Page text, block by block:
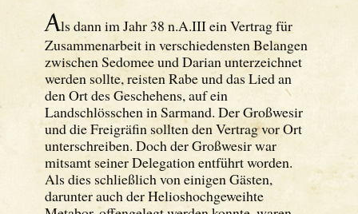
Als dann im Jahr 38 n.A.III ein Vertrag für
Zusammenarbeit in verschiedensten Belangen
zwischen Sedomee und Darian unterzeichnet
werden sollte, reisten Rabe und das Lied an
den Ort des Geschehens, auf ein
Landschlösschen in Sarmand. Der Großwesir
und die Freigräfin sollten den Vertrag vor Ort
unterschreiben. Doch der Großwesir war
mitsamt seiner Delegation entführt worden.
Als dies schließlich von einigen Gästen,
darunter auch der Helioshochgeweihte